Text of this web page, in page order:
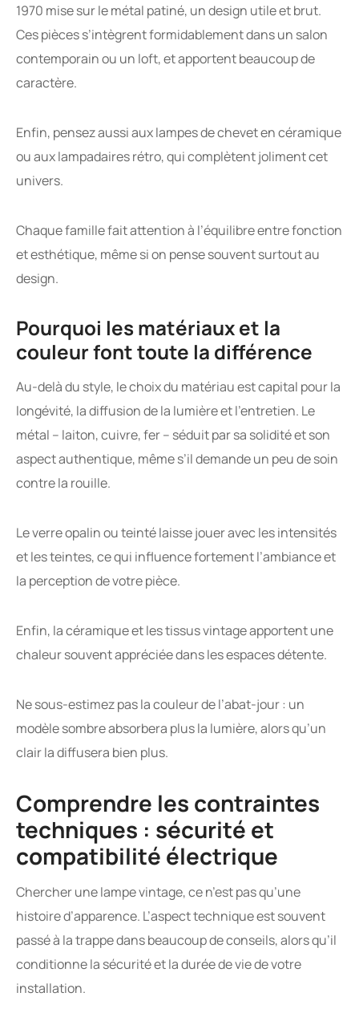
1970 mise sur le métal patiné, un design utile et brut.
Ces pièces s’intègrent formidablement dans un salon
contemporain ou un loft, et apportent beaucoup de
caractère.
Enfin, pensez aussi aux lampes de chevet en céramique
ou aux lampadaires rétro, qui complètent joliment cet
univers.
Chaque famille fait attention à l’équilibre entre fonction
et esthétique, même si on pense souvent surtout au
design.
Pourquoi les matériaux et la
couleur font toute la différence
Au-delà du style, le choix du matériau est capital pour la
longévité, la diffusion de la lumière et l’entretien. Le
métal – laiton, cuivre, fer – séduit par sa solidité et son
aspect authentique, même s’il demande un peu de soin
contre la rouille.
Le verre opalin ou teinté laisse jouer avec les intensités
et les teintes, ce qui influence fortement l’ambiance et
la perception de votre pièce.
Enfin, la céramique et les tissus vintage apportent une
chaleur souvent appréciée dans les espaces détente.
Ne sous-estimez pas la couleur de l’abat-jour : un
modèle sombre absorbera plus la lumière, alors qu’un
clair la diffusera bien plus.
Comprendre les contraintes
techniques : sécurité et
compatibilité électrique
Chercher une lampe vintage, ce n’est pas qu’une
histoire d’apparence. L’aspect technique est souvent
passé à la trappe dans beaucoup de conseils, alors qu’il
conditionne la sécurité et la durée de vie de votre
installation.